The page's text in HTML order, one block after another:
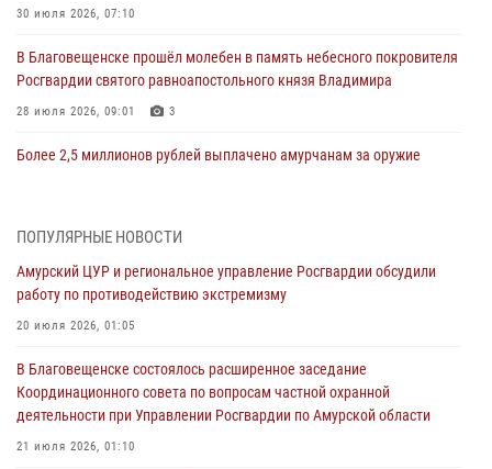
30 июля 2026, 07:10
В Благовещенске прошёл молебен в память небесного покровителя
Росгвардии святого равноапостольного князя Владимира
28 июля 2026, 09:01 3
Более 2,5 миллионов рублей выплачено амурчанам за оружие
Росгвардии Амурской области в период с 20 по 26 июля 2026 года
27 июля 2026, 06:28
охраны
23 июля 2026, 07:49
Амурчане смогут узнать об условиях поступления на службу в
ПОПУЛЯРНЫЕ НОВОСТИ
Амурский ЦУР и региональное управление Росгвардии обсудили
работу по противодействию экстремизму
20 июля 2026, 01:05
В Благовещенске состоялось расширенное заседание
Координационного совета по вопросам частной охранной
деятельности при Управлении Росгвардии по Амурской области
21 июля 2026, 01:10